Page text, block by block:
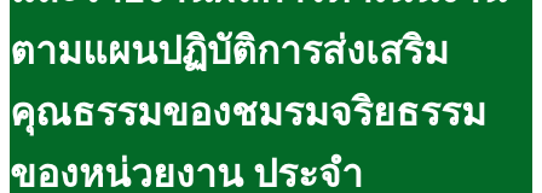
ตามแผนปฏิบัติการส่งเสริม
คุณธรรมของชมรมจริยธรรม
ของหน่วยงาน ประจำ